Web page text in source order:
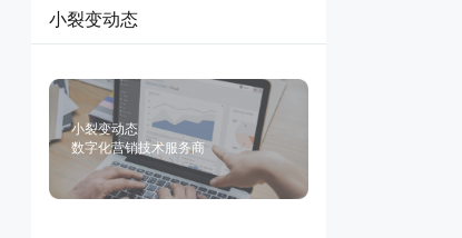
小裂变动态
小裂变动态
数字化营销技术服务商